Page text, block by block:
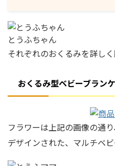
とうふちゃん
それぞれのおくるみを詳し
おくるみ型ベビーブラン
フラワーは上記の画像の通
デザインされた、マルチベビ